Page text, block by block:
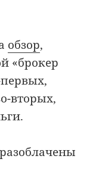
обзор,
«брокер
вторых,